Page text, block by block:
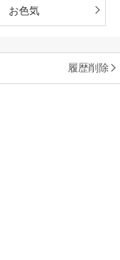
お色気
履歴削除